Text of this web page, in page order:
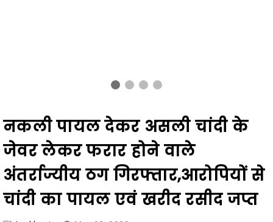
नकली पायल देकर असली चांदी के
जेवर लेकर फरार होने वाले
अंतर्राज्यीय ठग गिरफ्तार,आरोपियों से
चांदी का पायल एवं खरीद रसीद जप्त
Asal baat